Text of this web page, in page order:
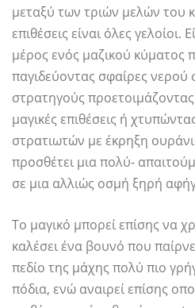
μεταξύ των τριών μελών του
επιθέσεις είναι όλες
μέρος ενός μαζικού κύματος
παγιδεύοντας σφαίρες νερού
στρατηγούς προετοιμάζοντας
μαγικές επιθέσεις ή
στρατιωτών με έκρηξη
προσθέτει μια πολύ-
σε μια αλλιώς οσμή ξηρή
Το μαγικό μπορεί επίσης να
καλέσει ένα βουνό που
πεδίο της μάχης πολύ πιο
πόδια, ενώ αναιρεί επίσης